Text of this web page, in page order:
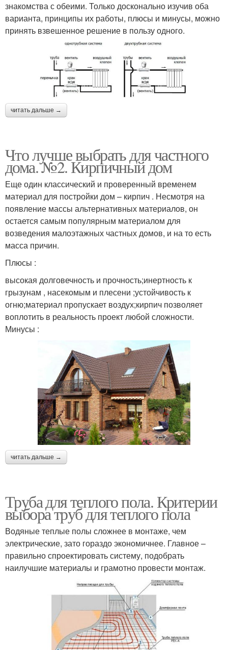
знакомства с обеими. Только досконально изучив оба
варианта, принципы их работы, плюсы и минусы, можно
принять взвешенное решение в пользу одного.
читать дальше →
Что лучше выбрать для частного
дома. №2. Кирпичный дом
Еще один классический и проверенный временем
материал для постройки дом – кирпич . Несмотря на
появление массы альтернативных материалов, он
остается самым популярным материалом для
возведения малоэтажных частных домов, и на то есть
масса причин.
Плюсы :
высокая долговечность и прочность;инертность к
грызунам , насекомым и плесени ;устойчивость к
огню;материал пропускает воздух;кирпич позволяет
воплотить в реальность проект любой сложности.
Минусы :
читать дальше →
Труба для теплого пола. Критерии
выбора труб для теплого пола
Водяные теплые полы сложнее в монтаже, чем
электрические, зато гораздо экономичнее. Главное –
правильно спроектировать систему, подобрать
наилучшие материалы и грамотно провести монтаж.